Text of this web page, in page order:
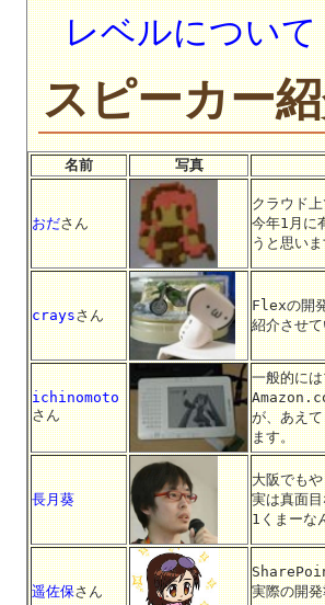
レベルについて
スピーカー
名前 写真
おださん
クラウド
今年1月に
うと思い
craysさん
Flexの開
紹介させ
ichinomoto
さん
一般的に
が、あえ
ます。
長月葵
大阪でも
実は真面
1くまーな
遥佐保さん
実際の開